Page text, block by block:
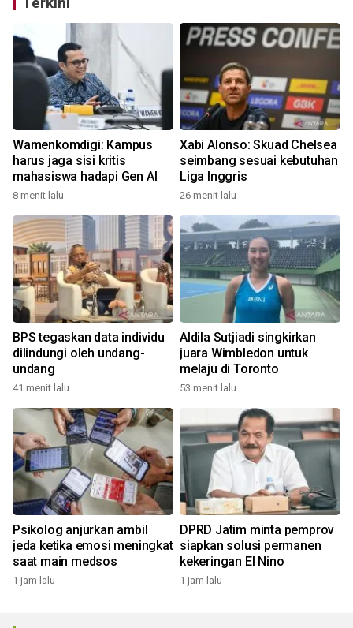
Wamenkomdigi: Kampus
harus jaga sisi kritis
mahasiswa hadapi Gen AI
8 menit lalu
Xabi Alonso: Skuad Chelsea
seimbang sesuai kebutuhan
Liga Inggris
26 menit lalu
BPS tegaskan data individu
dilindungi oleh undang-
undang
41 menit lalu
Aldila Sutjiadi singkirkan
juara Wimbledon untuk
melaju di Toronto
53 menit lalu
Psikolog anjurkan ambil
jeda ketika emosi meningkat
saat main medsos
1 jam lalu
DPRD Jatim minta pemprov
siapkan solusi permanen
kekeringan El Nino
1 jam lalu